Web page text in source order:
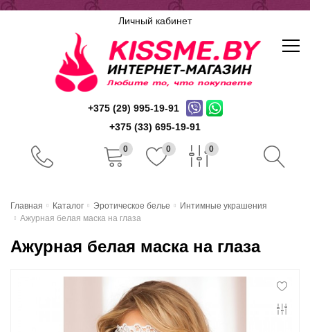
Личный кабинет
+375 (29) 995-19-91
+375 (33) 695-19-91
0 0 0
Доставка и оплата
Скидочная система
Контакты
Главная Каталог Эротическое белье
Интимные украшения
Ажурная белая маска на глаза
Ажурная белая маска на глаза